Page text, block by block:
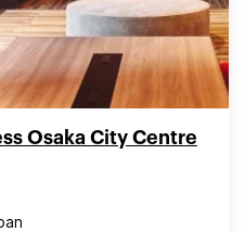
Osaka City Centre